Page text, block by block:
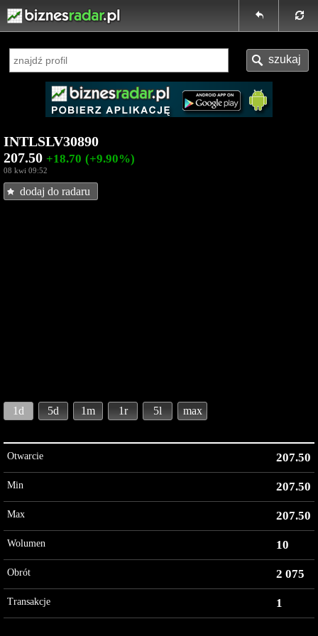
INTLSLV30890
207.50 +18.70 (+9.90%)
08 kwi 09:52
dodaj do radaru
1d 5d 1m 1r 5l max
Otwarcie 207.50
Min 207.50
Max 207.50
Wolumen 10
Obrót 2 075
Transakcje 1